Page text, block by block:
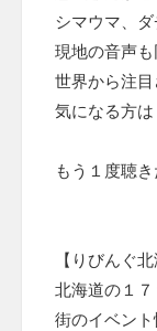
シマウマ、
現地の音声も
世界から注
気になる方
もう１度聴
【りびんぐ
北海道の１
街のイベン